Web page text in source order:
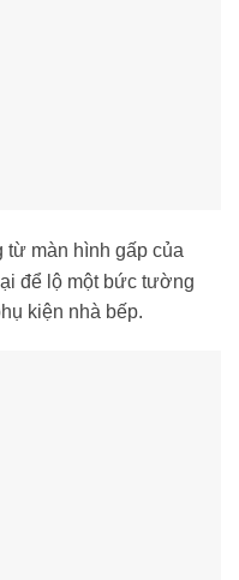
từ màn hình gấp của
để lộ một bức tường
kiện nhà bếp.